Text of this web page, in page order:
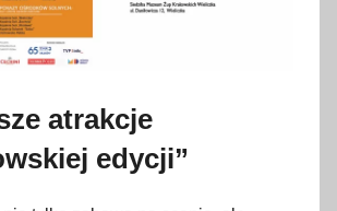
atrakcje
edycji”